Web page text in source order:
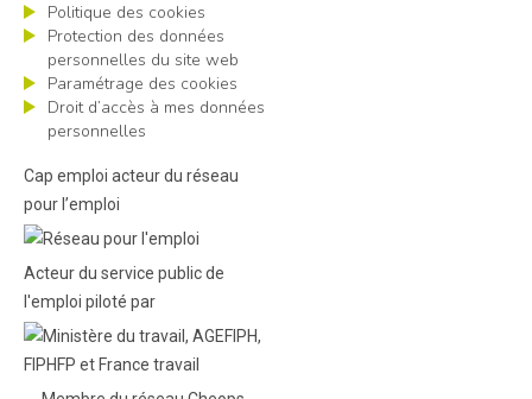
Politique des cookies
Protection des données
personnelles du site web
Paramétrage des cookies
Droit d’accès à mes données
personnelles
Cap emploi acteur du réseau
pour l’emploi
Acteur du service public de
l'emploi piloté par